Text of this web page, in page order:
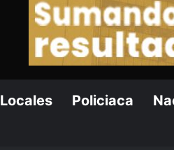
Locales Policiaca